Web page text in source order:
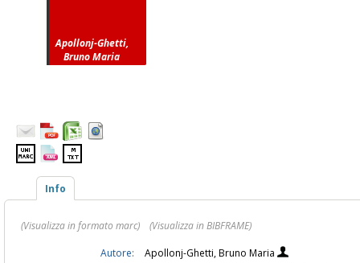
Apollonj-Ghetti,
Bruno Maria
Info
(Visualizza in formato marc)
(Visualizza in BIBFRAME)
Autore:
Apollonj-Ghetti, Bruno Maria